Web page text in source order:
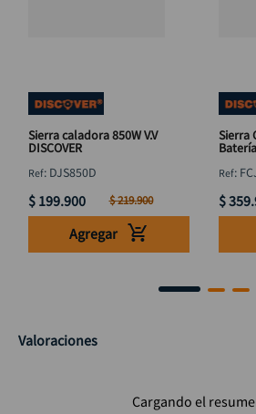
Sierra caladora 850W V.V
DISCOVER
: DJS850D
$ 199.900 $219.900
Agregar
Sierra
:
$359.
Valoraciones
Cargando el